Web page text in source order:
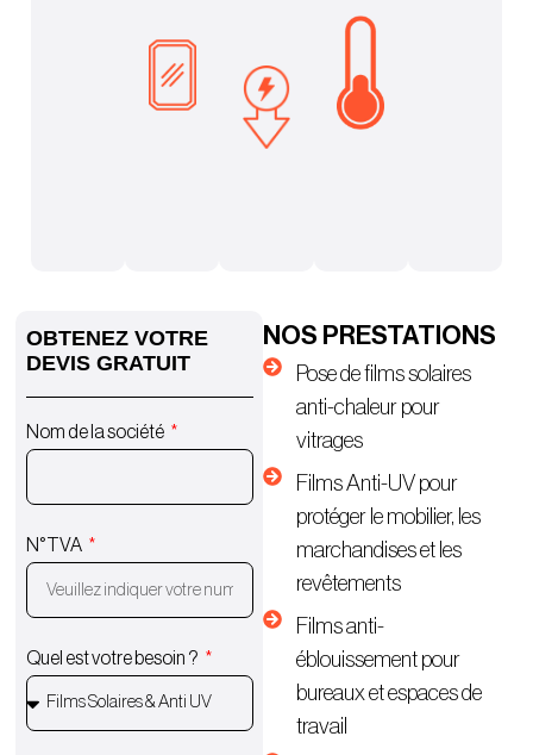
NOS PRESTATIONS
Pose de films solaires
anti-chaleur pour
vitrages
Films Anti-UV pour
protéger le mobilier, les
marchandises et les
revêtements
Films anti-
éblouissement pour
bureaux et espaces de
travail
OBTENEZ VOTRE
DEVIS GRATUIT
Nom de la société
N°TVA
Quel est votre besoin ?